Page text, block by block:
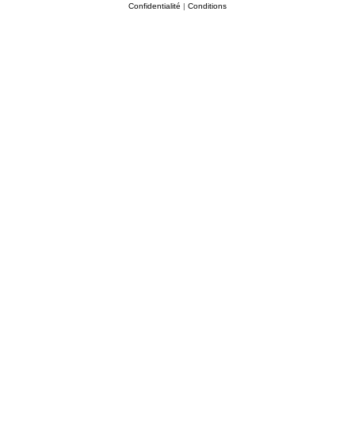
Confidentialité | Conditions